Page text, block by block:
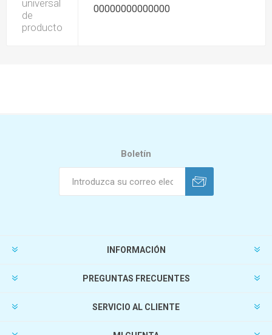
universal
de
producto
00000000000000
Boletín
INFORMACIÓN
PREGUNTAS FRECUENTES
SERVICIO AL CLIENTE